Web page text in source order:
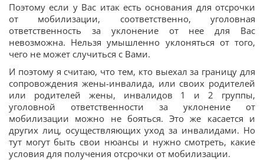
Поэтому если у Вас итак есть основания для отсрочки
от мобилизации, соответственно, уголовная
ответственность за уклонение от нее для Вас
невозможна. Нельзя умышленно уклоняться от того,
чего не может случиться с Вами.
И поэтому я считаю, что тем, кто выехал за границу для
сопровождения жены-инвалида, или своих родителей
или родителей жены, инвалидов 1 и 2 группы,
уголовной ответственности за уклонение от
мобилизации можно не бояться. Это же касается и
других лиц, осуществляющих уход за инвалидами. Но
тут могут быть свои нюансы и нужно смотреть, какие
условия для получения отсрочки от мобилизации.